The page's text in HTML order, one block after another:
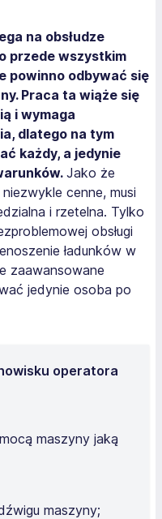
na obsłudze
przede wszystkim
powinno odbywać się
Praca ta wiąże się
i wymaga
dlatego na tym
każdy, a jedynie
Jako że
cenne, musi
i rzetelna. Tylko
obsługi
ładunków w
zaawansowane
jedynie osoba po
operatora
maszyny jaką
maszyny;